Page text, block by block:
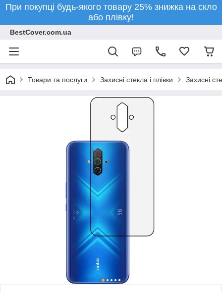
При покупці будь-якого товару 25% знижка на скло
або плівку!
BestCover.com.ua
Товари та послуги Захисні стекла і плівки Захисні